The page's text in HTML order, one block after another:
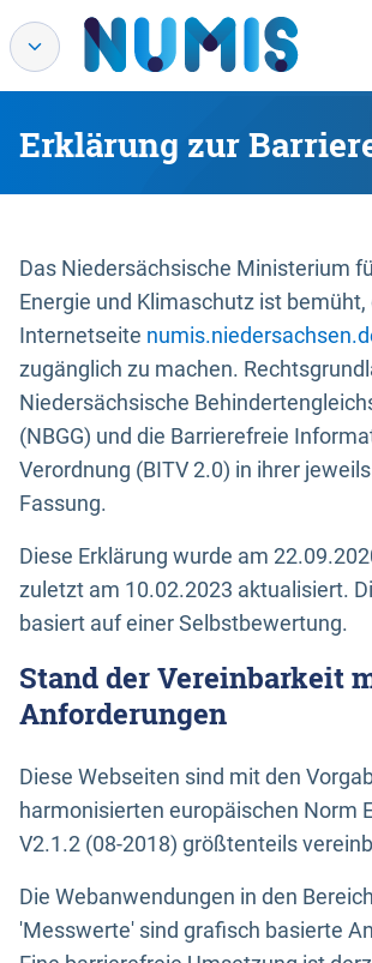
Erklärung zur
Das Niedersächsische Ministerium
Energie und Klimaschutz ist bemüht,
Internetseite
zugänglich zu machen.
Niedersächsische
(NBGG) und die Barrierefreie
Verordnung (BITV 2.0) in ihrer
Fassung.
Diese Erklärung wurde am
zuletzt am 10.02.2023 aktualisiert.
basiert auf einer Selbstbewertung.
Stand der Vereinbarkeit
Anforderungen
Diese Webseiten sind mit den
harmonisierten europäischen Norm
V2.1.2 (08-2018) größtenteils
Die Webanwendungen in den
'Messwerte' sind grafisch basierte